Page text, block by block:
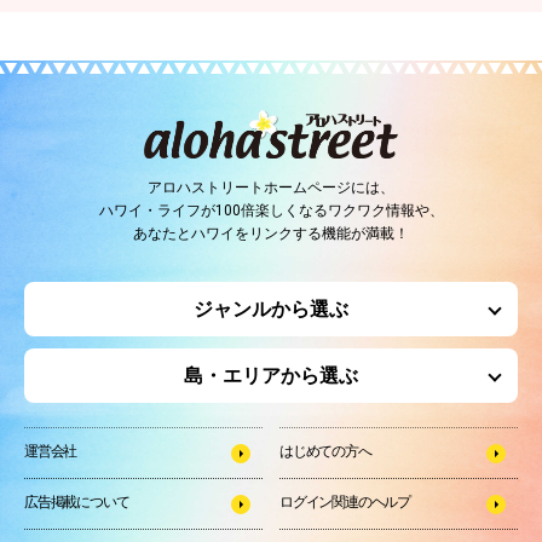
アロハストリートホームページには、
ハワイ・ライフが100倍楽しくなるワクワク情報や、
あなたとハワイをリンクする機能が満載！
ジャンルから選ぶ
島・エリアから選ぶ
運営会社 はじめての方へ
広告掲載について ログイン関連のヘルプ